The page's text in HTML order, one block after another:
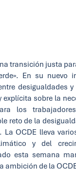
transición justa
En su nuevo
desigualdades
explícita sobre la
los
reto de la
OCDE lleva
y del
esta semana
ambición de la